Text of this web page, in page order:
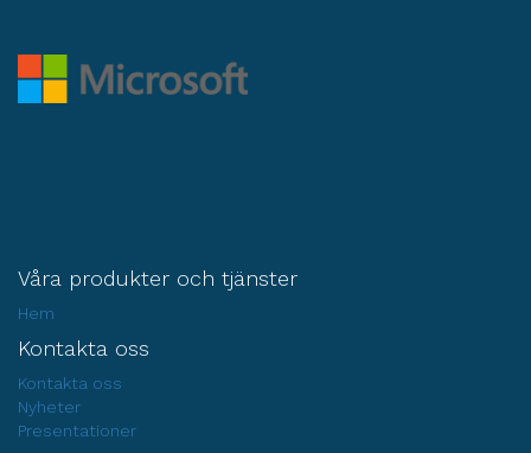
Våra produkter och tjänster
Hem
Kontakta oss
Kontakta oss
Nyheter
Presentationer